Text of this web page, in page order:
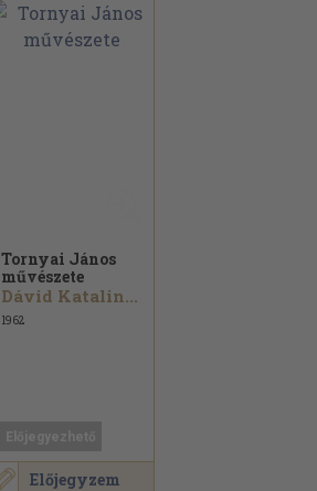
Előjegyzem
Tornyai János
művészete
Dávid Katalin...
1962